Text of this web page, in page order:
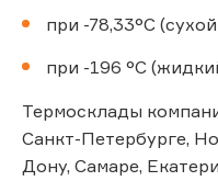
при -78,33°С
при -196 °С
Термосклады
Санкт-Петербурге,
Дону, Самаре,